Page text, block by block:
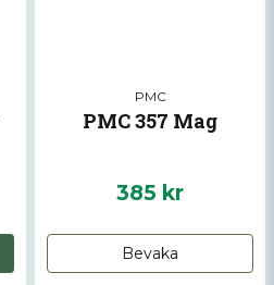
PMC
PMC 357 Mag
385 kr
Bevaka